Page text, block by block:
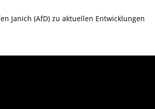
Janich (AfD) zu aktuellen Entwicklungen